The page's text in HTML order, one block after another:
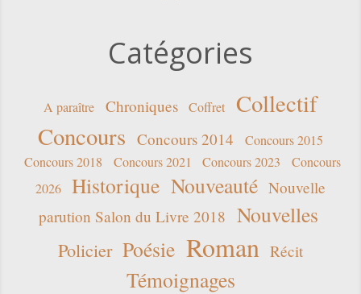
Catégories
A paraître Chroniques Coffret
Collectif
Concours Concours 2014
Concours 2015
Concours 2018
Concours 2021 Concours 2023
Concours
2026
Historique Nouveauté Nouvelle
parution Salon du Livre 2018 Nouvelles
Policier Poésie Roman Récit
Témoignages